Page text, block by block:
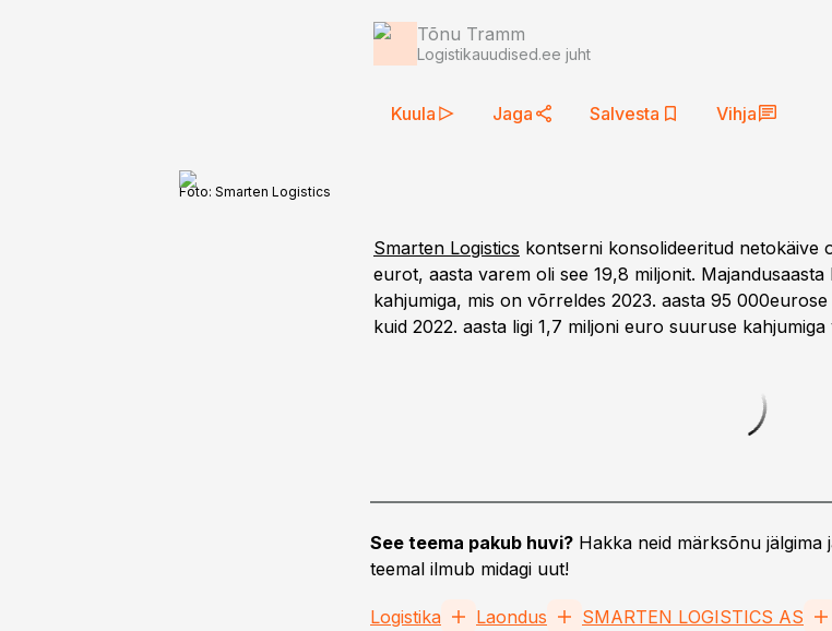
Tõnu Tramm
Logistikauudised.ee juht
Kuula Jaga Salvesta Vihja
Foto: Smarten Logistics
Smarten Logistics kontserni konsolideeritud netokäive
eurot, aasta varem oli see 19,8 miljonit.
kahjumiga, mis on võrreldes 2023. aasta 95
kuid 2022. aasta ligi 1,7 miljoni euro suuruse
See teema pakub huvi? Hakka neid märksõnu jälgima
teemal ilmub midagi uut!
Logistika Laondus SMARTEN LOGISTICS AS